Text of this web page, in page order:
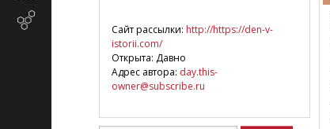
маркетингСайт рассылки: http://https://den-v-
istorii.com/
Открыта: Давно
Адрес автора: day.this-
owner@subscribe.ru